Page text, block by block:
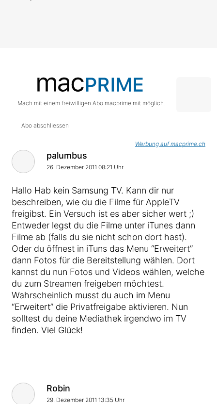
Mach mit einem freiwilligen Abo macprime mit möglich.
Abo abschliessen
Werbung auf macprime.ch
palumbus
26. Dezember 2011 08:21 Uhr
Hallo Hab kein Samsung TV. Kann dir nur
beschreiben, wie du die Filme für AppleTV
freigibst. Ein Versuch ist es aber sicher wert ;)
Entweder legst du die Filme unter iTunes dann
Filme ab (falls du sie nicht schon dort hast).
Oder du öffnest in iTuns das Menu “Erweitert”
dann Fotos für die Bereitstellung wählen. Dort
kannst du nun Fotos und Videos wählen, welche
du zum Streamen freigeben möchtest.
Wahrscheinlich musst du auch im Menu
“Erweitert” die Privatfreigabe aktivieren. Nun
solltest du deine Mediathek irgendwo im TV
finden. Viel Glück!
Robin
29. Dezember 2011 13:35 Uhr